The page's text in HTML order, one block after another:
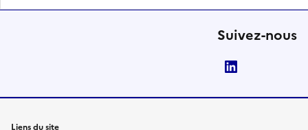
Suivez-nous
Liens du site